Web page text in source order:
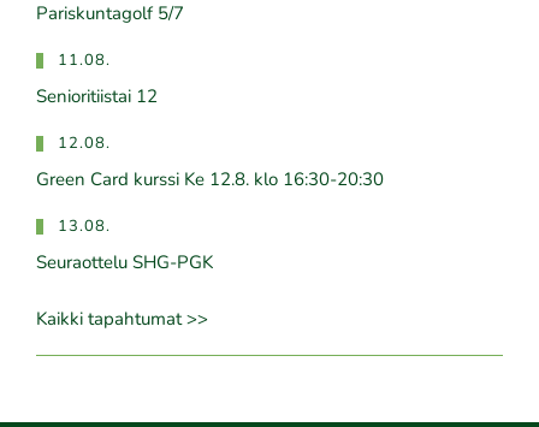
Pariskuntagolf 5/7
11.08.
Senioritiistai 12
12.08.
Green Card kurssi Ke 12.8. klo 16:30-20:30
13.08.
Seuraottelu SHG-PGK
Kaikki tapahtumat >>